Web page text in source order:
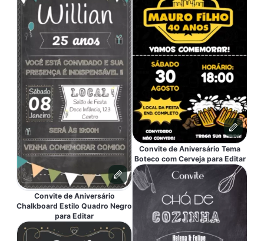
Convite de Aniversário
Chalkboard Estilo Quadro Negro
para Editar
Convite de Aniversário Tema
Boteco com Cerveja para Editar